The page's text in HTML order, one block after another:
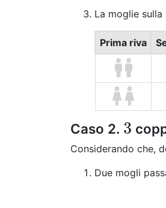
La moglie
Prima riva
Caso 2. 3
3
Considerando che,
Due mogli